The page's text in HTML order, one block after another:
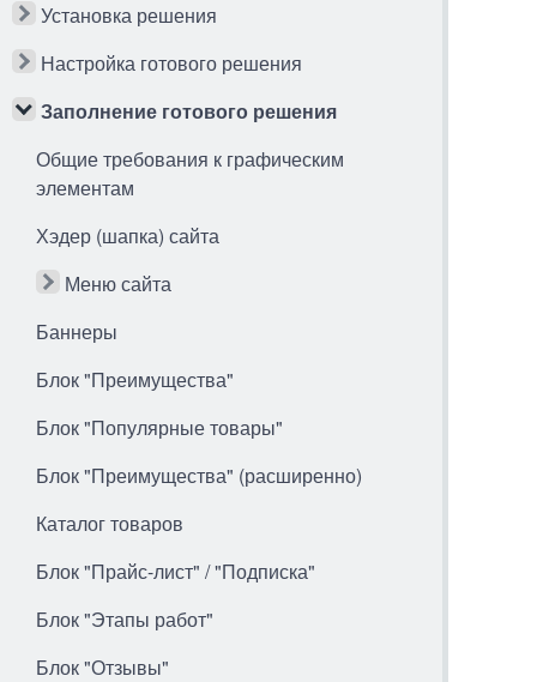
Установка решения
Настройка готового решения
Заполнение готового решения
Общие требования к графическим
элементам
Хэдер (шапка) сайта
Меню сайта
Баннеры
Блок "Преимущества"
Блок "Популярные товары"
Блок "Преимущества" (расширенно)
Каталог товаров
Блок "Прайс-лист" / "Подписка"
Блок "Этапы работ"
Блок "Отзывы"